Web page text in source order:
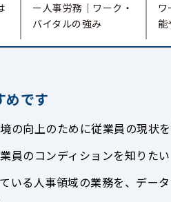
ー人事労務｜ワーク・
バイタルの強み
ワ
能
めです
の向上のために従業員の現状
員のコンディションを知りたい
いる人事領域の業務を、デー